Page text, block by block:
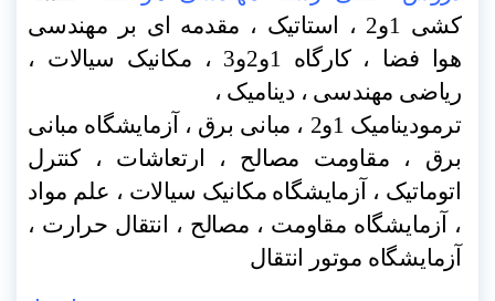
کشی 1و2 ، استاتیک ، مقدمه ای بر مهندسی
هوا فضا ، کارگاه 1و2و3 ، مکانیک سیالات ،
ریاضی مهندسی ، دینامیک ،
ترمودینامیک 1و2 ، مبانی برق ، آزمایشگاه مبانی
برق ، مقاومت مصالح ، ارتعاشات ، کنترل
اتوماتیک ، آزمایشگاه مکانیک سیالات ، علم مواد
، آزمایشگاه مقاومت ، مصالح ، انتقال حرارت ،
آزمایشگاه موتور انتقال